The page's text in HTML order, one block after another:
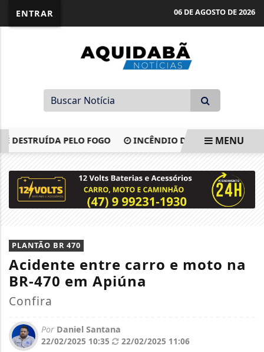
ENTRAR 06 DE AGOSTO DE 2026
PELO FOGO INCÊNDIO DESTRÓI RESIDÊNCIA
MENU
PLANTÃO BR 470
Acidente entre carro e moto na
BR-470 em Apiúna
Confira
Por Daniel Santana
22/02/2025 10:35
22/02/2025 11:06